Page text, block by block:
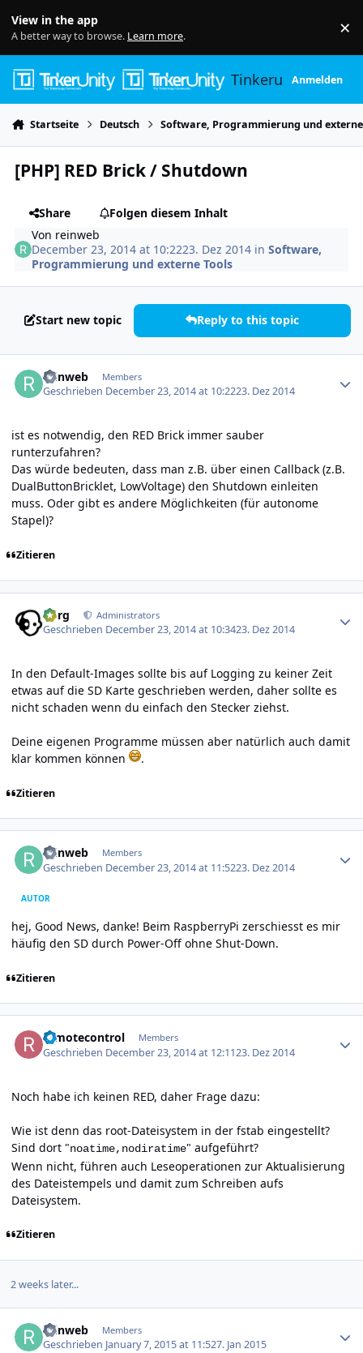
View in the app
A better way to browse. Learn more. ×
TinkerunityAnmelden
Startseite Deutsch Software, Programmierung und
[PHP] RED Brick / Shutdown
Share
Folgen diesem Inhalt
Von reinweb
December 23, 2014 at 10:2223. Dez 2014 inSoftware,
Programmierung und externe Tools
Start new topic Reply to this topic
reinweb Members
Geschrieben December 23, 2014 at 10:2223. Dez 2014
ist es notwendig, den RED Brick immer sauber
runterzufahren?
Das würde bedeuten, dass man z.B. über einen Callback (z.B.
DualButtonBricklet, LowVoltage) den Shutdown einleiten
muss. Oder gibt es andere Möglichkeiten (für autonome
Stapel)?
Zitieren
borg Administrators
Geschrieben December 23, 2014 at 10:3423. Dez 2014
In den Default-Images sollte bis auf Logging zu keiner Zeit
etwas auf die SD Karte geschrieben werden, daher sollte es
nicht schaden wenn du einfach den Stecker ziehst.
Deine eigenen Programme müssen aber natürlich auch damit
klar kommen können
.
Zitieren
reinweb Members
Geschrieben December 23, 2014 at 11:5223. Dez 2014
AUTOR
hej, Good News, danke! Beim RaspberryPi zerschiesst es mir
häufig den SD durch Power-Off ohne Shut-Down.
Zitieren
remotecontrol Members
Geschrieben December 23, 2014 at 12:1123. Dez 2014
Noch habe ich keinen RED, daher Frage dazu:
Wie ist denn das root-Dateisystem in der fstab eingestellt?
Sind dort "noatime,nodiratime" aufgeführt?
Wenn nicht, führen auch Leseoperationen zur Aktualisierung
des Dateistempels und damit zum Schreiben aufs
Dateisystem.
Zitieren
2 weeks later...
reinweb Members
Geschrieben January 7, 2015 at 11:527. Jan 2015